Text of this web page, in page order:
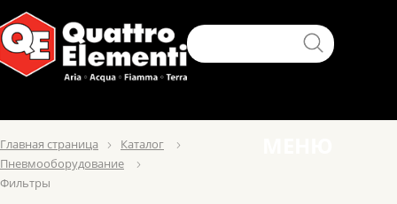
Главная страница
Каталог
Пневмооборудование
Фильтры